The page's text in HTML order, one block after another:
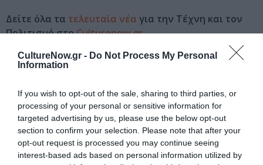
CultureNow.gr - Do Not Process My Personal
Information
If you wish to opt-out of the sale, sharing to third parties, or
processing of your personal or sensitive information for
targeted advertising by us, please use the below opt-out
section to confirm your selection. Please note that after your
opt-out request is processed you may continue seeing
interest-based ads based on personal information utilized by
Δείτε όλα τα τελευταία νέα για την Τέχνη και τον
Πολιτισμό στοCulturenow.gr
Νέοι Διαγωνισμοί❯
Tags
BURGER PROJECT
ΔΡΑΣΤΗΡΙΟΤΗΤΕΣ ΓΙΑ ΠΑΙΔΙΑ
ΚΑΛΟΚΑΙΡΙΝΕΣ ΣΥΝΑΥΛΙΕΣ
ΣΥΝΑΥΛΙΕΣ 2025